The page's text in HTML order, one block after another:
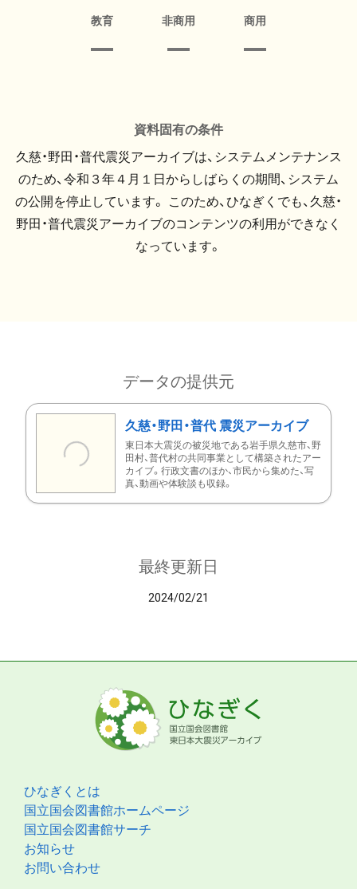
教育 非商用 商用
資料固有の条件
久慈・野田・普代震災アーカイブは、システムメンテナンス
のため、令和３年４月１日からしばらくの期間、システム
の公開を停止しています。 このため、ひなぎくでも、久慈・
野田・普代震災アーカイブのコンテンツの利用ができなく
なっています。
データの提供元
久慈・野田・普代 震災アーカイブ
東日本大震災の被災地である岩手県久慈市、野
田村、普代村の共同事業として構築されたアー
カイブ。行政文書のほか、市民から集めた、写
真、動画や体験談も収録。
最終更新日
2024/02/21
ひなぎくとは
国立国会図書館ホームページ
国立国会図書館サーチ
お知らせ
お問い合わせ